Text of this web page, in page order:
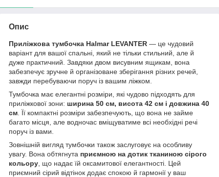
Опис
Приліжкова тумбочка Halmar LEVANTER — це чудовий
варіант для вашої спальні, який не тільки стильний, але й
дуже практичний. Завдяки двом висувним ящикам, вона
забезпечує зручне й організоване зберігання різних речей,
завжди перебуваючи поруч із вашим ліжком.
Тумбочка має елегантні розміри, які чудово підходять для
приліжкової зони: ширина 50 см, висота 42 см і довжина 40
см . Її компактні розміри забезпечують, що вона не займе
багато місця, але водночас вміщуватиме всі необхідні речі
поруч із вами.
Зовнішній вигляд тумбочки також заслуговує на особливу
увагу. Вона обтягнута приємною на дотик тканиною сірого
кольору , що надає їй оксамитової елегантності. Цей
приємний сірий відтінок додає спокою й гармонії у ваш